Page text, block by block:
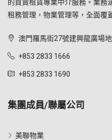
的買賣租賃專業中介服務。業務
租務管理，物業管理等，全面覆
澳門羅馬街27號建興龍廣場
+853 2833 1666
+853 2833 1690
集團成員/聯屬公司
美聯物業